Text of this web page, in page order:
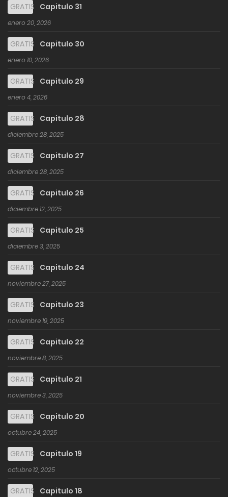
GRATIS Capitulo 31
enero 20, 2026
GRATIS Capitulo 30
enero 10, 2026
GRATIS Capitulo 29
enero 4, 2026
GRATIS Capitulo 28
diciembre 28, 2025
GRATIS Capitulo 27
diciembre 28, 2025
GRATIS Capitulo 26
diciembre 12, 2025
GRATIS Capitulo 25
diciembre 3, 2025
GRATIS Capitulo 24
noviembre 27, 2025
GRATIS Capitulo 23
noviembre 19, 2025
GRATIS Capitulo 22
noviembre 8, 2025
GRATIS Capitulo 21
noviembre 3, 2025
GRATIS Capitulo 20
octubre 24, 2025
GRATIS Capitulo 19
octubre 12, 2025
GRATIS Capitulo 18